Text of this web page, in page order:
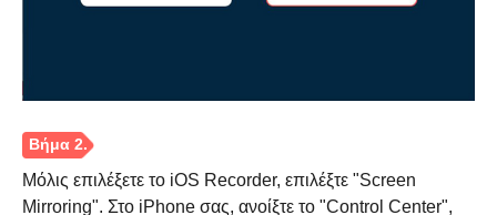
Μόλις επιλέξετε το iOS Recorder, επιλέξτε "Screen
Mirroring". Στο iPhone σας, ανοίξτε το "Control Center",